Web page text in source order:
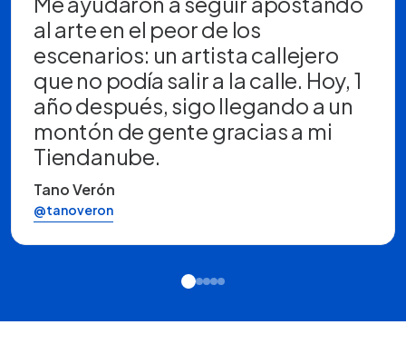
al arte en el peor de los
escenarios: un artista callejero
que no podía salir a la calle. Hoy, 1
año después, sigo llegando a un
montón de gente gracias a mi
Tiendanube.
Tano Verón
@tanoveron